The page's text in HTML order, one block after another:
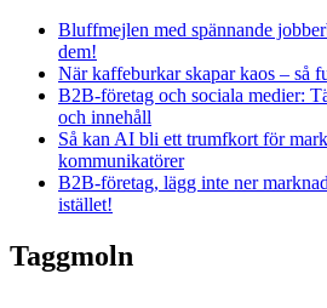
Bluffmejlen med spännande
dem!
När kaffeburkar skapar kaos – så
B2B-företag och sociala medier:
och innehåll
Så kan AI bli ett trumfkort för
kommunikatörer
B2B-företag, lägg inte ner
istället!
Taggmoln